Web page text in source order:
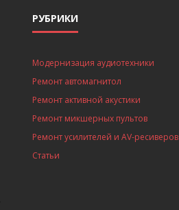
РУБРИКИ
Модернизация аудиотехники
Ремонт автомагнитол
Ремонт активной акустики
Ремонт микшерных пультов
Ремонт усилителей и AV-ресиверов
Статьи